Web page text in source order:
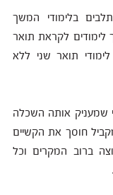
בלימודי המשך
לקראת תואר
תואר שני ללא
שמעניק אותה השכלה
חוסך את הקשיים
ברוב המקרים וכל